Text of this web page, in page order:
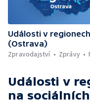
Události v regionech
(Ostrava)
Zpravodajství
Zprávy
Události v
na